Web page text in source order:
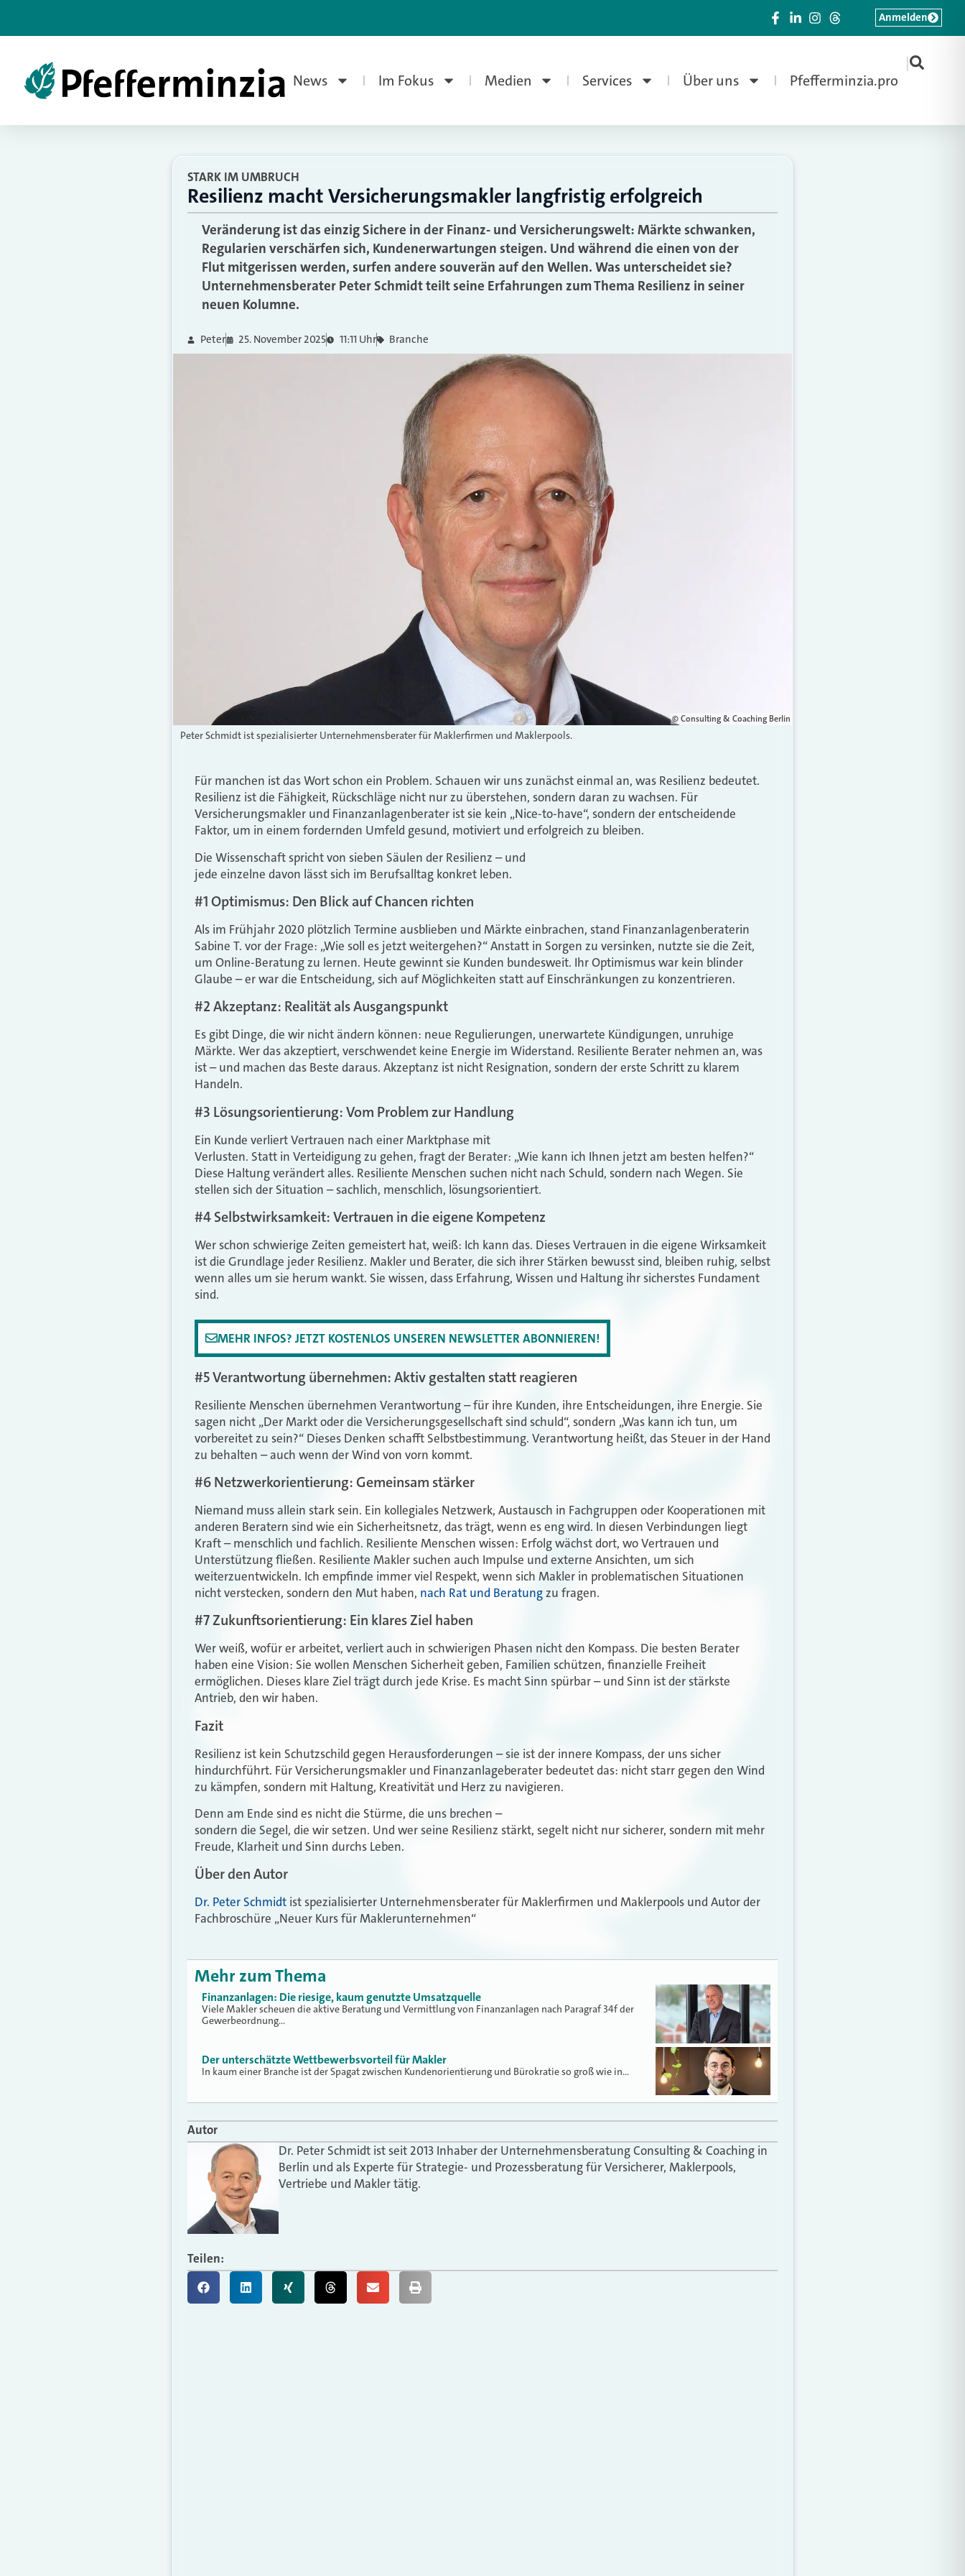
News Im Fokus Medien Services Über uns Pfefferminzia.pro
|
Anmelden
STARK IM UMBRUCH
Resilienz macht Versicherungsmakler langfristig erfolgreich
Veränderung ist das einzig Sichere in der Finanz- und Versicherungswelt: Märkte schwanken,
Regularien verschärfen sich, Kundenerwartungen steigen. Und während die einen von der
Flut mitgerissen werden, surfen andere souverän auf den Wellen. Was unterscheidet sie?
Unternehmensberater Peter Schmidt teilt seine Erfahrungen zum Thema Resilienz in seiner
neuen Kolumne.
Peter 25. November 2025 11:11 Uhr Branche
© Consulting & Coaching Berlin
Peter Schmidt ist spezialisierter Unternehmensberater für Maklerfirmen und Maklerpools.
Für manchen ist das Wort schon ein Problem. Schauen wir uns zunächst einmal an, was Resilienz bedeutet.
Resilienz ist die Fähigkeit, Rückschläge nicht nur zu überstehen, sondern daran zu wachsen. Für
Versicherungsmakler und Finanzanlagenberater ist sie kein „Nice-to-have“, sondern der entscheidende
Faktor, um in einem fordernden Umfeld gesund, motiviert und erfolgreich zu bleiben.
Die Wissenschaft spricht von sieben Säulen der Resilienz – und
jede einzelne davon lässt sich im Berufsalltag konkret leben.
#1 Optimismus: Den Blick auf Chancen richten
Als im Frühjahr 2020 plötzlich Termine ausblieben und Märkte einbrachen, stand Finanzanlagenberaterin
Sabine T. vor der Frage: „Wie soll es jetzt weitergehen?“ Anstatt in Sorgen zu versinken, nutzte sie die Zeit,
um Online-Beratung zu lernen. Heute gewinnt sie Kunden bundesweit. Ihr Optimismus war kein blinder
Glaube – er war die Entscheidung, sich auf Möglichkeiten statt auf Einschränkungen zu konzentrieren.
#2 Akzeptanz: Realität als Ausgangspunkt
Es gibt Dinge, die wir nicht ändern können: neue Regulierungen, unerwartete Kündigungen, unruhige
Märkte. Wer das akzeptiert, verschwendet keine Energie im Widerstand. Resiliente Berater nehmen an, was
ist – und machen das Beste daraus. Akzeptanz ist nicht Resignation, sondern der erste Schritt zu klarem
Handeln.
#3 Lösungsorientierung: Vom Problem zur Handlung
Ein Kunde verliert Vertrauen nach einer Marktphase mit
Verlusten. Statt in Verteidigung zu gehen, fragt der Berater: „Wie kann ich Ihnen jetzt am besten helfen?“
Diese Haltung verändert alles. Resiliente Menschen suchen nicht nach Schuld, sondern nach Wegen. Sie
stellen sich der Situation – sachlich, menschlich, lösungsorientiert.
#4 Selbstwirksamkeit: Vertrauen in die eigene Kompetenz
Wer schon schwierige Zeiten gemeistert hat, weiß: Ich kann das. Dieses Vertrauen in die eigene Wirksamkeit
ist die Grundlage jeder Resilienz. Makler und Berater, die sich ihrer Stärken bewusst sind, bleiben ruhig, selbst
wenn alles um sie herum wankt. Sie wissen, dass Erfahrung, Wissen und Haltung ihr sicherstes Fundament
sind.
MEHR INFOS? JETZT KOSTENLOS UNSEREN NEWSLETTER ABONNIEREN!
#5 Verantwortung übernehmen: Aktiv gestalten statt reagieren
Resiliente Menschen übernehmen Verantwortung – für ihre Kunden, ihre Entscheidungen, ihre Energie. Sie
sagen nicht „Der Markt oder die Versicherungsgesellschaft sind schuld“, sondern „Was kann ich tun, um
vorbereitet zu sein?“ Dieses Denken schafft Selbstbestimmung. Verantwortung heißt, das Steuer in der Hand
zu behalten – auch wenn der Wind von vorn kommt.
#6 Netzwerkorientierung: Gemeinsam stärker
Niemand muss allein stark sein. Ein kollegiales Netzwerk, Austausch in Fachgruppen oder Kooperationen mit
anderen Beratern sind wie ein Sicherheitsnetz, das trägt, wenn es eng wird. In diesen Verbindungen liegt
Kraft – menschlich und fachlich. Resiliente Menschen wissen: Erfolg wächst dort, wo Vertrauen und
Unterstützung fließen. Resiliente Makler suchen auch Impulse und externe Ansichten, um sich
weiterzuentwickeln. Ich empfinde immer viel Respekt, wenn sich Makler in problematischen Situationen
nicht verstecken, sondern den Mut haben, nach Rat und Beratungzu fragen.
#7 Zukunftsorientierung: Ein klares Ziel haben
Wer weiß, wofür er arbeitet, verliert auch in schwierigen Phasen nicht den Kompass. Die besten Berater
haben eine Vision: Sie wollen Menschen Sicherheit geben, Familien schützen, finanzielle Freiheit
ermöglichen. Dieses klare Ziel trägt durch jede Krise. Es macht Sinn spürbar – und Sinn ist der stärkste
Antrieb, den wir haben.
Fazit
Resilienz ist kein Schutzschild gegen Herausforderungen – sie ist der innere Kompass, der uns sicher
hindurchführt. Für Versicherungsmakler und Finanzanlageberater bedeutet das: nicht starr gegen den Wind
zu kämpfen, sondern mit Haltung, Kreativität und Herz zu navigieren.
Denn am Ende sind es nicht die Stürme, die uns brechen –
sondern die Segel, die wir setzen. Und wer seine Resilienz stärkt, segelt nicht nur sicherer, sondern mit mehr
Freude, Klarheit und Sinn durchs Leben.
Über den Autor
Dr. Peter Schmidt ist spezialisierter Unternehmensberater für Maklerfirmen und Maklerpools und Autor der
Fachbroschüre „Neuer Kurs für Maklerunternehmen“
Mehr zum Thema
Finanzanlagen: Die riesige, kaum genutzte Umsatzquelle
Viele Makler scheuen die aktive Beratung und Vermittlung von Finanzanlagen nach Paragraf 34f der
Gewerbeordnung…
Der unterschätzte Wettbewerbsvorteil für Makler
In kaum einer Branche ist der Spagat zwischen Kundenorientierung und Bürokratie so groß wie in…
Autor
Dr. Peter Schmidt ist seit 2013 Inhaber der Unternehmensberatung Consulting & Coaching in
Berlin und als Experte für Strategie- und Prozessberatung für Versicherer, Maklerpools,
Vertriebe und Makler tätig.
Teilen: